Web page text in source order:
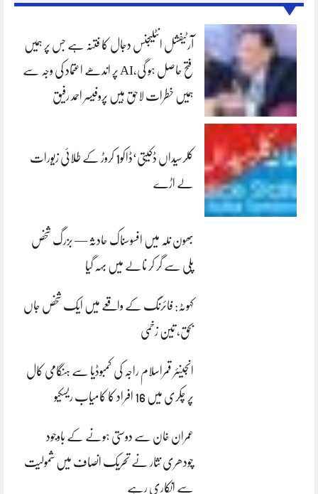
آرٹیفشل انٹلیجنس دجال کا فتنہ ہے جس پر ہمیں
فتح حاصل ہو گی،AI پر اندھے اعتماد کی وجہ سے
ہمیں خطرات لاحق ہیں پروفیسر احمد رفیق
کلرسیداں ڈکیتی‘ڈاکو1 کروڑ کے طلائی زیورات
لے اڑے
بھون نلہ میں افسوسناک حادثہ — بزرگ شخص
پلی سے گر کر نالے میں بہہ گیا
کہوٹہ: فائرنگ کے واقعے میں ایک شخص جاں
بحق، تین زخمی
انجینئر قمراسلام راجہ کی کمبوڈیا سے ہنگامی کال
پر چکری میں 16 افراد کا کامیاب ریسکیو
عمران خان سے دوستی ہونے کے باوجود
چودھری نثار نے تحریک انصاف میں شمولیت
سے انکاری رہے